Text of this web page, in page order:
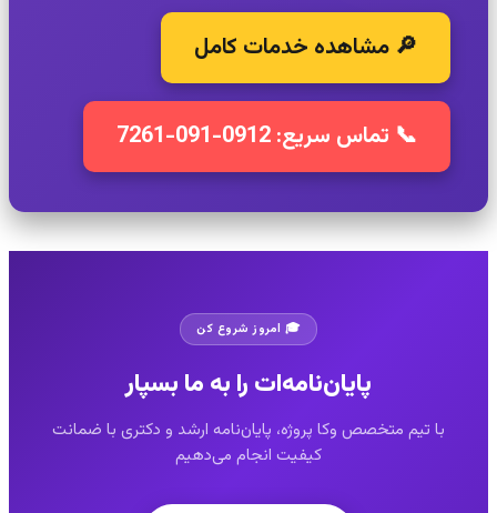
🔎 مشاهده خدمات کامل
📞 تماس سریع: 0912-091-7261
🎓 امروز شروع کن
پایان‌نامه‌ات را به ما بسپار
با تیم متخصص وکا پروژه، پایان‌نامه ارشد و دکتری با ضمانت
کیفیت انجام می‌دهیم